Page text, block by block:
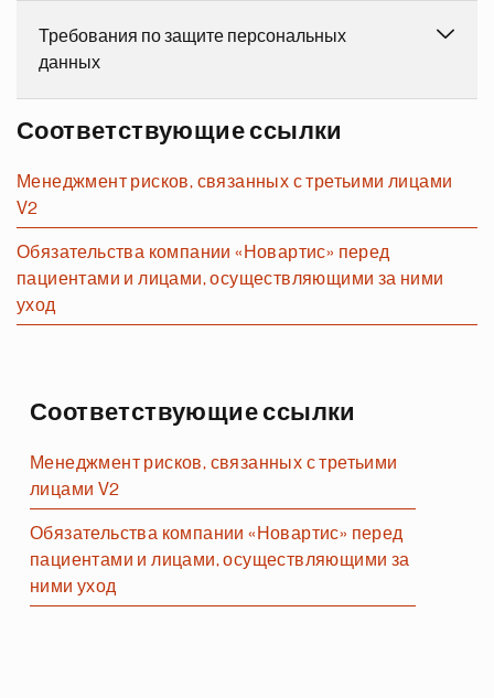
Требования по защите персональных
данных
Соответствующие ссылки
Менеджмент рисков, связанных с третьими лицами
V2
Обязательства компании «Новартис» перед
пациентами и лицами, осуществляющими за ними
уход
Соответствующие ссылки
Менеджмент рисков, связанных с третьими
лицами V2
Обязательства компании «Новартис» перед
пациентами и лицами, осуществляющими за
ними уход